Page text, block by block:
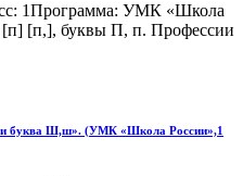
1Программа: УМК «Школа
[п] [п,], буквы П, п. Профессии
и буква Ш,ш». (УМК «Школа России»,1